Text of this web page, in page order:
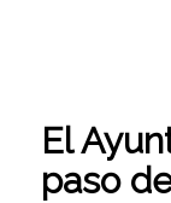
El
paso